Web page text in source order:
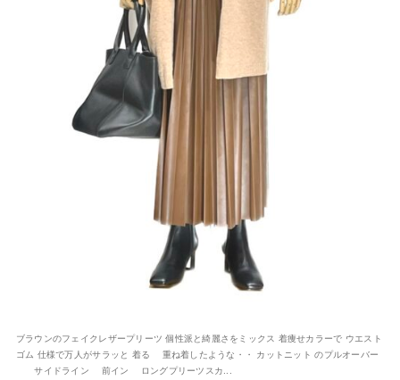
ブラウンのフェイクレザープリーツ 個性派と綺麗さをミックス 着痩せカラーで ウエスト
ゴム 仕様で万人がサラッと 着る 重ね着したような・・ カットニット のプルオーバー
サイドライン 前イン ロングプリーツスカ...